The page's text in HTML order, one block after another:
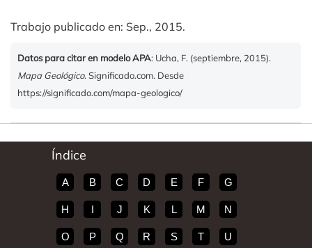
Trabajo publicado en: Sep., 2015.
Datos para citar en modelo APA: Ucha, F. (septiembre, 2015).
Mapa Geológico. Significado.com. Desde
https://significado.com/mapa-geologico/
Índice
A B C D E F G
H I J K L M N
O P Q R S T U